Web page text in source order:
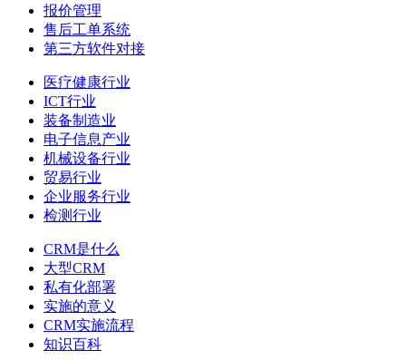
报价管理
售后工单系统
第三方软件对接
医疗健康行业
ICT行业
装备制造业
电子信息产业
机械设备行业
贸易行业
企业服务行业
检测行业
CRM是什么
大型CRM
私有化部署
实施的意义
CRM实施流程
知识百科